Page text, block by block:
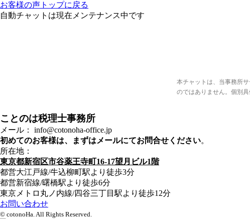
お客様の声トップに戻る
自動チャットは現在メンテナンス中です
本チャットは、当事務所
のではありません。個別具
ことのは税理士事務所
メール： info@cotonoha-office.jp
初めてのお客様は、まずはメールにてお問合せください。
所在地：
東京都新宿区市谷薬王寺町16-17望月ビル1階
都営大江戸線/牛込柳町駅より徒歩3分
都営新宿線/曙橋駅より徒歩6分
東京メトロ丸ノ内線/四谷三丁目駅より徒歩12分
お問い合わせ
© cotonoHa. All Rights Reserved.